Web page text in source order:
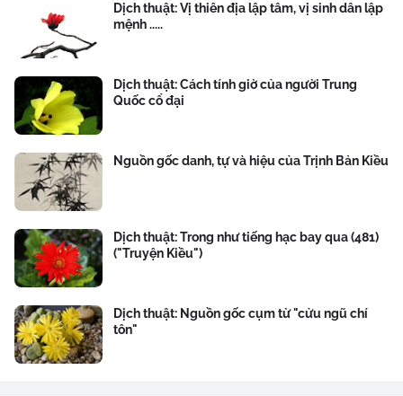
Dịch thuật: Vị thiên địa lập tâm, vị sinh dân lập
mệnh .....
Dịch thuật: Cách tính giờ của người Trung
Quốc cổ đại
Nguồn gốc danh, tự và hiệu của Trịnh Bản Kiều
Dịch thuật: Trong như tiếng hạc bay qua (481)
("Truyện Kiều")
Dịch thuật: Nguồn gốc cụm từ "cửu ngũ chí
tôn"